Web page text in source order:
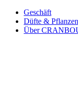
Geschäft
Düfte & Pflanzen
Über